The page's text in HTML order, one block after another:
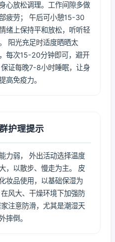
心放松调理。工作间隙多做
疲劳； 午后可小憩15-30
绪上保持平和放松，听听轻
阳光充足时适度晒晒太
每次15-20分钟即可，避开
证每晚7-8小时睡眠，让身
高免疫力。
护理提示
力弱， 外出活动选择温度
，以散步、慢走为主。 皮
妆品使用，以基础保湿为
风大、干燥环境下加强防
注意防滑，尤其是潮湿天
摔倒。